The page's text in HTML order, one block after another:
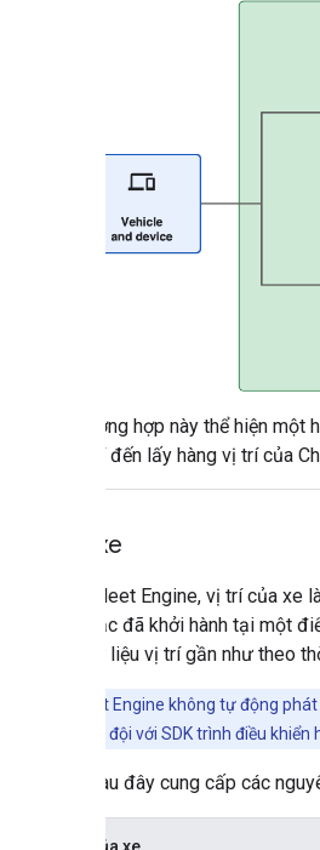
Trường hợp này thể hiện
vị trí đến lấy hàng vị trí của
Vị trí xe
Trong Fleet Engine, vị trí của
đến hoặc đã khởi hành tại một
thập dữ liệu vị trí gần như theo
Fleet Engine không tự động
tin đó cho Hạm đội với SDK trình điều
Bảng sau đây cung cấp các
Vị trí của xe